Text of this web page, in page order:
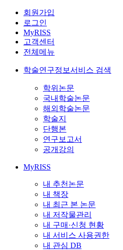
회원가입
로그인
MyRISS
고객센터
전체메뉴
학술연구정보서비스 검색
학위논문
국내학술논문
해외학술논문
학술지
단행본
연구보고서
공개강의
MyRISS
내 추천논문
내 책장
내 최근 본 논문
내 저작물관리
내 구매·신청 현황
내 서비스 사용권한
내 관심 DB